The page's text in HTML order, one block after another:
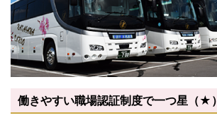
働きやすい職場認証制度で一つ星（★）